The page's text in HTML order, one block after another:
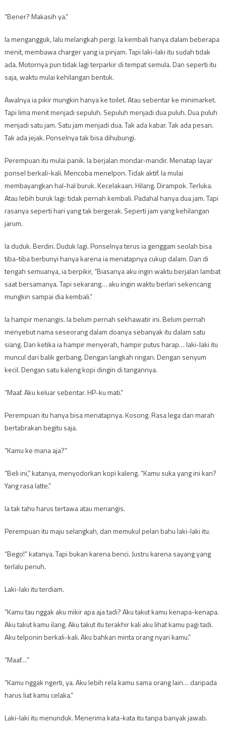
“Bener? Makasih ya.”
Ia mengangguk, lalu melangkah pergi. Ia kembali hanya dalam beberapa
menit, membawa charger yang ia pinjam. Tapi laki-laki itu sudah tidak
ada. Motornya pun tidak lagi terparkir di tempat semula. Dan seperti itu
saja, waktu mulai kehilangan bentuk.
Awalnya ia pikir mungkin hanya ke toilet. Atau sebentar ke minimarket.
Tapi lima menit menjadi sepuluh. Sepuluh menjadi dua puluh. Dua puluh
menjadi satu jam. Satu jam menjadi dua. Tak ada kabar. Tak ada pesan.
Tak ada jejak. Ponselnya tak bisa dihubungi.
Perempuan itu mulai panik. Ia berjalan mondar-mandir. Menatap layar
ponsel berkali-kali. Mencoba menelpon. Tidak aktif. Ia mulai
membayangkan hal-hal buruk. Kecelakaan. Hilang. Dirampok. Terluka.
Atau lebih buruk lagi: tidak pernah kembali. Padahal hanya dua jam. Tapi
rasanya seperti hari yang tak bergerak. Seperti jam yang kehilangan
jarum.
Ia duduk. Berdiri. Duduk lagi. Ponselnya terus ia genggam seolah bisa
tiba-tiba berbunyi hanya karena ia menatapnya cukup dalam. Dan di
tengah semuanya, ia berpikir, “Biasanya aku ingin waktu berjalan lambat
saat bersamanya. Tapi sekarang… aku ingin waktu berlari sekencang
mungkin sampai dia kembali.”
Ia hampir menangis. Ia belum pernah sekhawatir ini. Belum pernah
menyebut nama seseorang dalam doanya sebanyak itu dalam satu
siang. Dan ketika ia hampir menyerah, hampir putus harap… laki-laki itu
muncul dari balik gerbang. Dengan langkah ringan. Dengan senyum
kecil. Dengan satu kaleng kopi dingin di tangannya.
“Maaf. Aku keluar sebentar. HP-ku mati.”
Perempuan itu hanya bisa menatapnya. Kosong. Rasa lega dan marah
bertabrakan begitu saja.
“Kamu ke mana aja?”
“Beli ini,” katanya, menyodorkan kopi kaleng. “Kamu suka yang ini kan?
Yang rasa latte.”
Ia tak tahu harus tertawa atau menangis.
Perempuan itu maju selangkah, dan memukul pelan bahu laki-laki itu.
“Bego!” katanya. Tapi bukan karena benci. Justru karena sayang yang
terlalu penuh.
Laki-laki itu terdiam.
“Kamu tau nggak aku mikir apa aja tadi? Aku takut kamu kenapa-kenapa.
Aku takut kamu ilang. Aku takut itu terakhir kali aku lihat kamu pagi tadi.
Aku telponin berkali-kali. Aku bahkan minta orang nyari kamu.”
“Maaf…”
“Kamu nggak ngerti, ya. Aku lebih rela kamu sama orang lain… daripada
harus liat kamu celaka.”
Laki-laki itu menunduk. Menerima kata-kata itu tanpa banyak jawab.